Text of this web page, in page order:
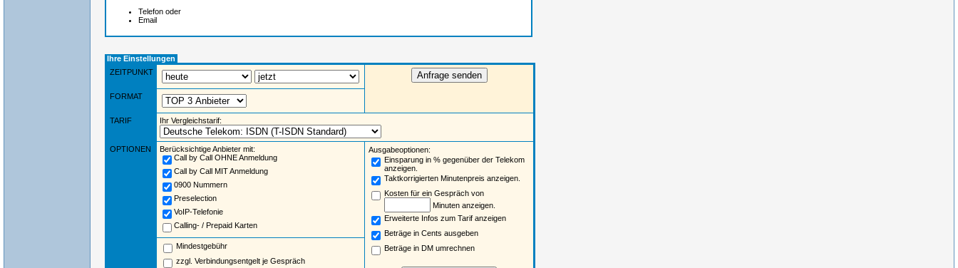
Telefon oder
Email
Ihre Einstellungen
ZEITPUNKT
FORMAT
TARIF Ihr Vergleichstarif:
OPTIONEN
Berücksichtige Anbieter mit:
Call by Call OHNE Anmeldung
Call by Call MIT Anmeldung
0900 Nummern
Preselection
VoIP-Telefonie
Calling- / Prepaid Karten
Ausgabeoptionen:
Einsparung in % gegenüber der Telekom
anzeigen.
Taktkorrigierten Minutenpreis anzeigen.
Kosten für ein Gespräch von
Minuten anzeigen.
Erweiterte Infos zum Tarif anzeigen
Beträge in Cents ausgeben
Beträge in DM umrechnen
Mindestgebühr
zzgl. Verbindungsentgelt je Gespräch